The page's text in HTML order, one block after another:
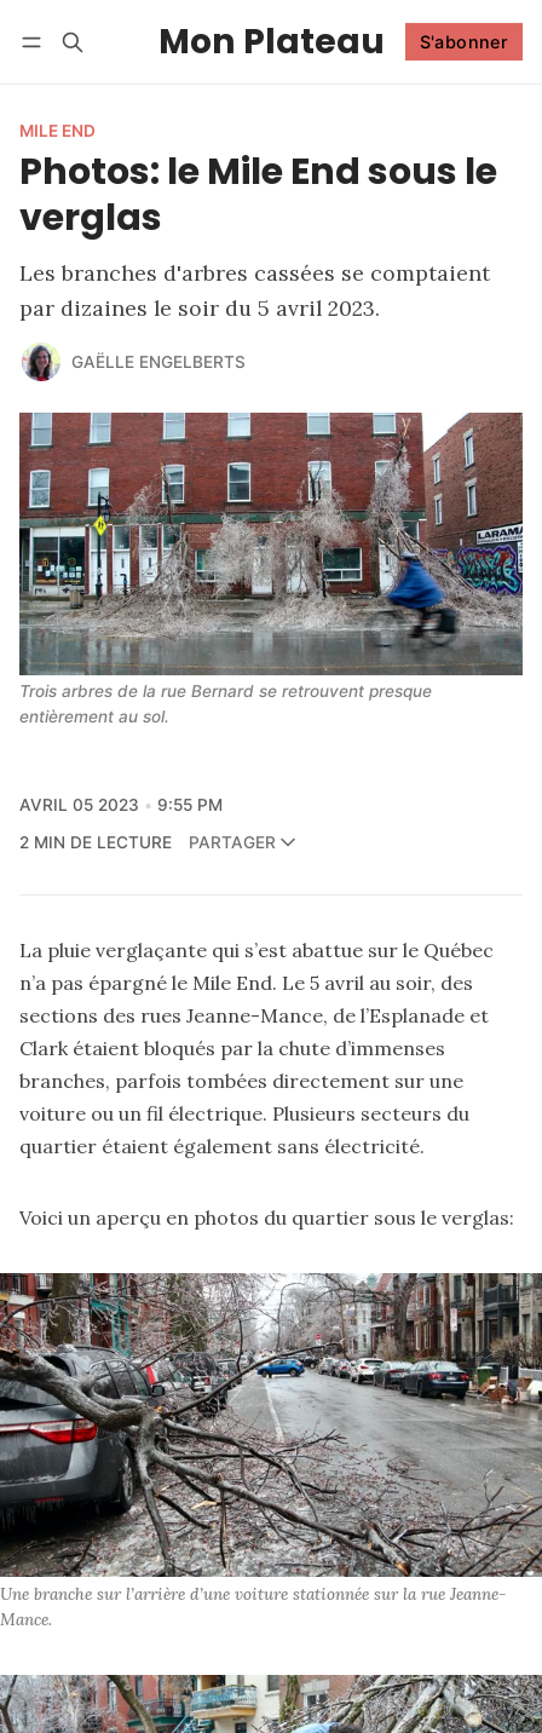
Mon Plateau S'abonner
MILE END
Photos: le Mile End sous le
verglas
Les branches d'arbres cassées se comptaient
par dizaines le soir du 5 avril 2023.
GAËLLE ENGELBERTS
Trois arbres de la rue Bernard se retrouvent presque
entièrement au sol.
AVRIL 05 2023
9:55 PM
2 MIN DE LECTURE
PARTAGER
La pluie verglaçante qui s’est abattue sur le Québec
n’a pas épargné le Mile End. Le 5 avril au soir, des
sections des rues Jeanne-Mance, de l’Esplanade et
Clark étaient bloqués par la chute d’immenses
branches, parfois tombées directement sur une
voiture ou un fil électrique. Plusieurs secteurs du
quartier étaient également sans électricité.
Voici un aperçu en photos du quartier sous le verglas:
Une branche sur l’arrière d’une voiture stationnée sur la rue Jeanne-
Mance.